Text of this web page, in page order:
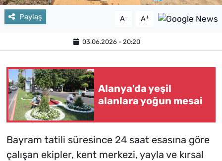
Paylaş A- A+
03.06.2026 - 20:20
Alanya'da yeşil
alanlara yoğun mesai
Bayram tatili süresince 24 saat esasına göre
çalışan ekipler, kent merkezi, yayla ve kırsal